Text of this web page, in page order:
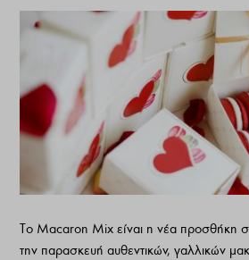
Το Macaron Mix είναι η νέα προσθήκη
την παρασκευή αυθεντικών, γαλλικών